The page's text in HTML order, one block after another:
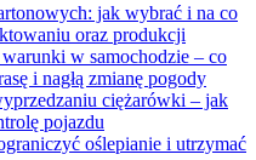
jak wybrać i na co
oraz produkcji
w samochodzie – co
i nagłą zmianę pogody
ciężarówki – jak
pojazdu
oślepianie i utrzymać